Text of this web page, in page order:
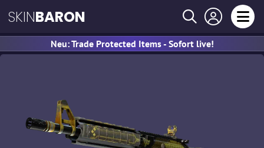
SKINBARON
Neu: Trade Protected Items - Sofort live!